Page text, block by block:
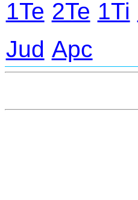
1Te 2Te 1Ti
Jud Apc